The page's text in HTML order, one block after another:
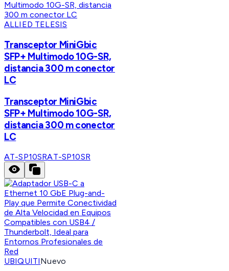
ALLIED TELESIS
Transceptor MiniGbic
SFP+ Multimodo 10G-SR,
distancia 300 m conector
LC
Transceptor MiniGbic
SFP+ Multimodo 10G-SR,
distancia 300 m conector
LC
AT-SP10SRAT-SP10SR
UBIQUITINuevo